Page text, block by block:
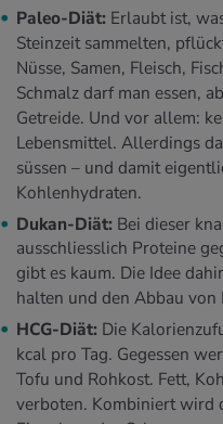
Paleo-Diät: Erlaubt ist,
Steinzeit sammelten,
Nüsse, Samen, Fleisch,
Schmalz darf man essen,
Getreide. Und vor allem:
Lebensmittel. Allerdings
süssen – und damit
Kohlenhydraten.
Dukan-Diät: Bei dieser
ausschliesslich Proteine
gibt es kaum. Die Idee
halten und den Abbau
HCG-Diät: Die
kcal pro Tag. Gegessen
Tofu und Rohkost. Fett,
verboten. Kombiniert wird